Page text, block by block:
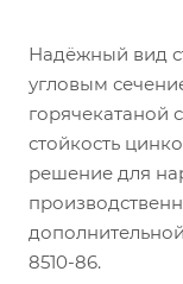
Надёжный вид
угловым
горячекатаной
стойкость
решение для
8510-86.